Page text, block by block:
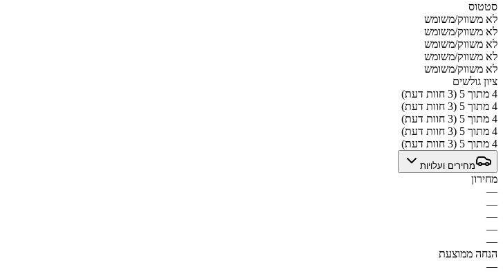
סטטוס
לא משווק/משומש
לא משווק/משומש
לא משווק/משומש
לא משווק/משומש
לא משווק/משומש
ציון גולשים
4 מתוך 5 (3 חוות דעת)
4 מתוך 5 (3 חוות דעת)
4 מתוך 5 (3 חוות דעת)
4 מתוך 5 (3 חוות דעת)
4 מתוך 5 (3 חוות דעת)
מחירים ועלויות
מחירון
—
—
—
—
—
הנחה ממוצעת
—